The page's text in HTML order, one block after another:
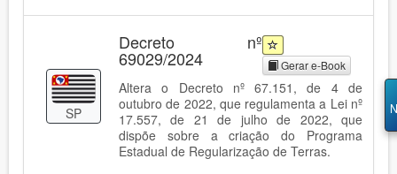
SP
Decreto nº
69029/2024 Gerar e-Book
Altera o Decreto nº 67.151, de 4 de
outubro de 2022, que regulamenta a Lei nº
17.557, de 21 de julho de 2022, que
dispõe sobre a criação do Programa
Estadual de Regularização de Terras.